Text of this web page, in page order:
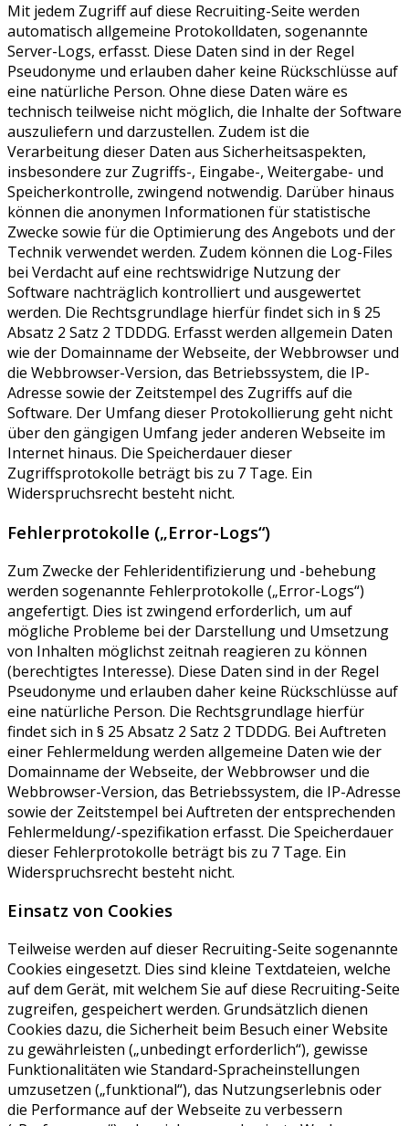
Mit jedem Zugriff auf diese Recruiting-Seite werden
automatisch allgemeine Protokolldaten, sogenannte
Server-Logs, erfasst. Diese Daten sind in der Regel
Pseudonyme und erlauben daher keine Rückschlüsse auf
eine natürliche Person. Ohne diese Daten wäre es
technisch teilweise nicht möglich, die Inhalte der Software
auszuliefern und darzustellen. Zudem ist die
Verarbeitung dieser Daten aus Sicherheitsaspekten,
insbesondere zur Zugriffs-, Eingabe-, Weitergabe- und
Speicherkontrolle, zwingend notwendig. Darüber hinaus
können die anonymen Informationen für statistische
Zwecke sowie für die Optimierung des Angebots und der
Technik verwendet werden. Zudem können die Log-Files
bei Verdacht auf eine rechtswidrige Nutzung der
Software nachträglich kontrolliert und ausgewertet
werden. Die Rechtsgrundlage hierfür findet sich in § 25
Absatz 2 Satz 2 TDDDG. Erfasst werden allgemein Daten
wie der Domainname der Webseite, der Webbrowser und
die Webbrowser-Version, das Betriebssystem, die IP-
Adresse sowie der Zeitstempel des Zugriffs auf die
Software. Der Umfang dieser Protokollierung geht nicht
über den gängigen Umfang jeder anderen Webseite im
Internet hinaus. Die Speicherdauer dieser
Zugriffsprotokolle beträgt bis zu 7 Tage. Ein
Widerspruchsrecht besteht nicht.
Fehlerprotokolle („Error-Logs“)
Zum Zwecke der Fehleridentifizierung und -behebung
werden sogenannte Fehlerprotokolle („Error-Logs“)
angefertigt. Dies ist zwingend erforderlich, um auf
mögliche Probleme bei der Darstellung und Umsetzung
von Inhalten möglichst zeitnah reagieren zu können
(berechtigtes Interesse). Diese Daten sind in der Regel
Pseudonyme und erlauben daher keine Rückschlüsse auf
eine natürliche Person. Die Rechtsgrundlage hierfür
findet sich in § 25 Absatz 2 Satz 2 TDDDG. Bei Auftreten
einer Fehlermeldung werden allgemeine Daten wie der
Domainname der Webseite, der Webbrowser und die
Webbrowser-Version, das Betriebssystem, die IP-Adresse
sowie der Zeitstempel bei Auftreten der entsprechenden
Fehlermeldung/-spezifikation erfasst. Die Speicherdauer
dieser Fehlerprotokolle beträgt bis zu 7 Tage. Ein
Widerspruchsrecht besteht nicht.
Einsatz von Cookies
Teilweise werden auf dieser Recruiting-Seite sogenannte
Cookies eingesetzt. Dies sind kleine Textdateien, welche
auf dem Gerät, mit welchem Sie auf diese Recruiting-Seite
zugreifen, gespeichert werden. Grundsätzlich dienen
Cookies dazu, die Sicherheit beim Besuch einer Website
zu gewährleisten („unbedingt erforderlich“), gewisse
Funktionalitäten wie Standard-Spracheinstellungen
umzusetzen („funktional“), das Nutzungserlebnis oder
die Performance auf der Webseite zu verbessern